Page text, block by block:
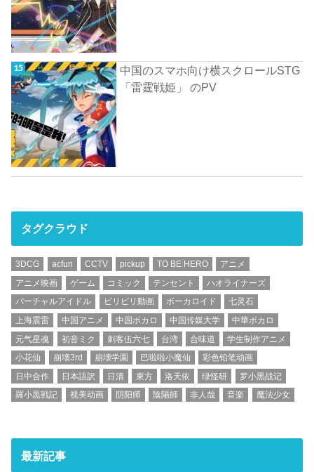
中国のスマホ向け横スクロールSTG
「雷霆戦姫」 のPV
タグクラウド
3DCG acfun CCTV pickup TO BE HERO
アニメ
アニメ映画
ゲーム コミック テンセント
ハオライナーズ
バーチャルアイドル
ビリビリ動画 ボーカロイド
七灵石
上海震雷
中国アニメ 中国ボカロ 中国传媒大学
中華ボカロ
元气星魂
初音ミク 刺客伍六七 台湾 合味道
学生制作アニメ
小花仙
崩壊3rd 崩壊学園 巴啦啦小魔仙
彩色铅笔动画
日中合作
日本語訳 日清 東方 洛天依 绿怪研
罗小黑战记
羅小黒戦記
视美动画 阴阳师 陰陽師 非人哉 音楽 魔法少女
最新記事